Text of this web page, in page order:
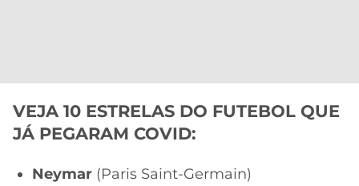
VEJA 10 ESTRELAS DO FUTEBOL QUE
JÁ PEGARAM COVID:
Neymar (Paris Saint-Germain)